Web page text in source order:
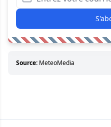
Source: MeteoMedia